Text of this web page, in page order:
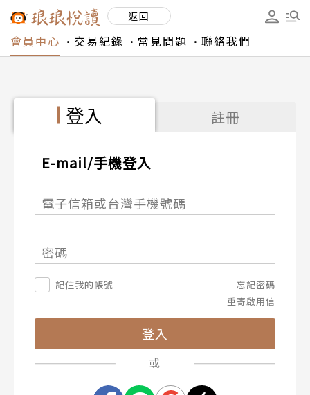
會員中心 交易紀錄 常見問題 聯絡我們
返回
登入 註冊
E-mail/手機登入
電子信箱或台灣手機號碼
密碼
記住我的帳號
忘記密碼
重寄啟用信
登入